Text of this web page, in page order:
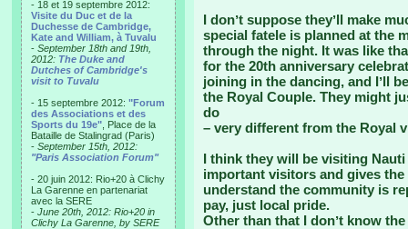
- 18 et 19 septembre 2012:
Visite du Duc et de la
Duchesse de Cambridge,
Kate and William, à Tuvalu
- September 18th and 19th,
2012: The Duke and
Dutches of Cambridge's
visit to Tuvalu
- 15 septembre 2012: "Forum
des Associations et des
Sports du 19e" , Place de la
Bataille de Stalingrad (Paris)
- September 15th, 2012:
"Paris Association Forum"
- 20 juin 2012: Rio+20 à Clichy
La Garenne en partenariat
avec la SERE
- June 20th, 2012: Rio+20 in
Clichy La Garenne, by SERE
I donʼt suppose theyʼll make
special fatele is planned at the
through the night. It was like
for the 20th anniversary
joining in the dancing, and Iʼll
the Royal Couple. They might
do
– very different from the Royal
I think they will be visiting
important visitors and gives
understand the community is
pay, just local pride.
Other than that I donʼt know